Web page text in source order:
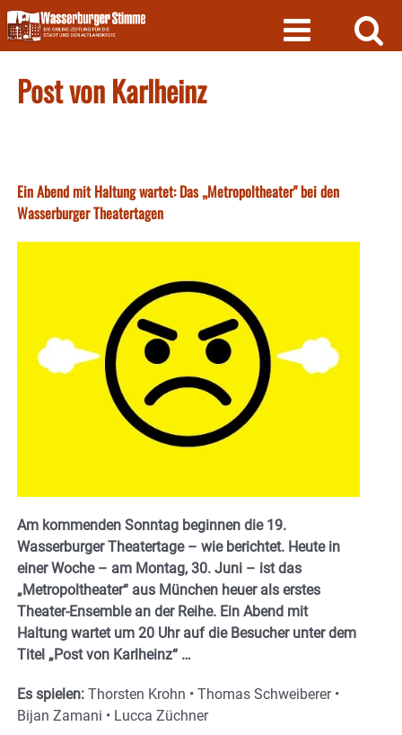
Skip
to
content
Post von Karlheinz
Ein Abend mit Haltung wartet: Das „Metropoltheater" bei den
Wasserburger Theatertagen
Am kommenden Sonntag beginnen die 19.
Wasserburger Theatertage – wie berichtet. Heute in
einer Woche – am Montag, 30. Juni – ist das
„Metropoltheater“ aus München heuer als erstes
Theater-Ensemble an der Reihe. Ein Abend mit
Haltung wartet um 20 Uhr auf die Besucher unter dem
Titel „Post von Karlheinz“ …
Es spielen: Thorsten Krohn • Thomas Schweiberer •
Bijan Zamani • Lucca Züchner